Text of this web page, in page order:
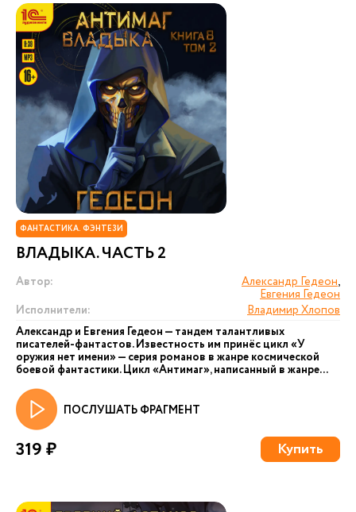
ФАНТАСТИКА. ФЭНТЕЗИ
ВЛАДЫКА. ЧАСТЬ 2
Автор: Александр Гедеон,
Евгения Гедеон
Исполнители:
Владимир Хлопов
Александр и Евгения Гедеон — тандем талантливых
писателей-фантастов. Известность им принёс цикл «У
оружия нет имени» — серия романов в жанре космической
боевой фантастики. Цикл «Антимаг», написанный в жанре...
ПОСЛУШАТЬ ФРАГМЕНТ
319 ₽ Купить